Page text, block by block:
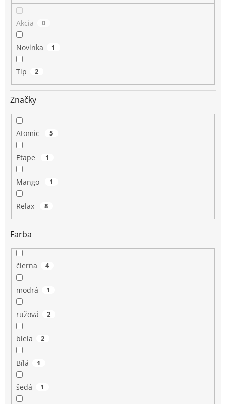
Akcia 0
Novinka 1
Tip 2
Značky
Atomic 5
Etape 1
Mango 1
Relax 8
Farba
čierna 4
modrá 1
ružová 2
biela 2
Bílá 1
šedá 1